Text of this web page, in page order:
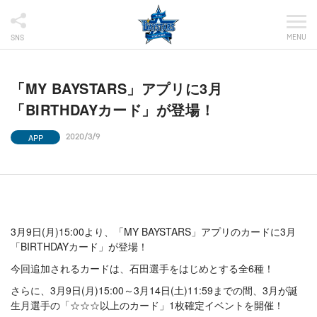
SNS MENU
「MY BAYSTARS」アプリに3月
「BIRTHDAYカード」が登場！
APP 2020/3/9
3月9日(月)15:00より、「MY BAYSTARS」アプリのカードに3月
「BIRTHDAYカード」が登場！
今回追加されるカードは、石田選手をはじめとする全6種！
さらに、3月9日(月)15:00～3月14日(土)11:59までの間、3月が誕
生月選手の「☆☆☆以上のカード」1枚確定イベントを開催！